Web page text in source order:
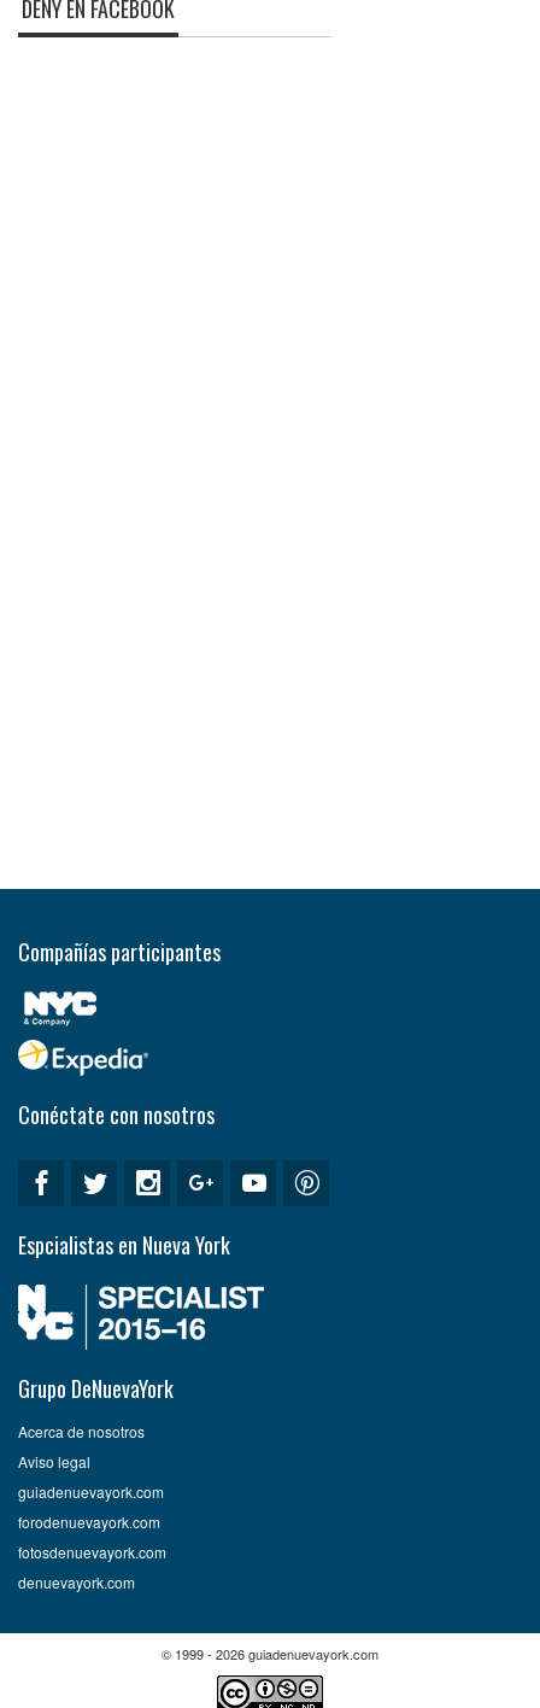
DENY EN FACEBOOK
Compañías participantes
Conéctate con nosotros
Espcialistas en Nueva York
Grupo DeNuevaYork
Acerca de nosotros
Aviso legal
guiadenuevayork.com
forodenuevayork.com
fotosdenuevayork.com
denuevayork.com
© 1999 - 2026 guiadenuevayork.com